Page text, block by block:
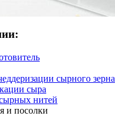
сырного зерна
сыра
нитей
и посолки